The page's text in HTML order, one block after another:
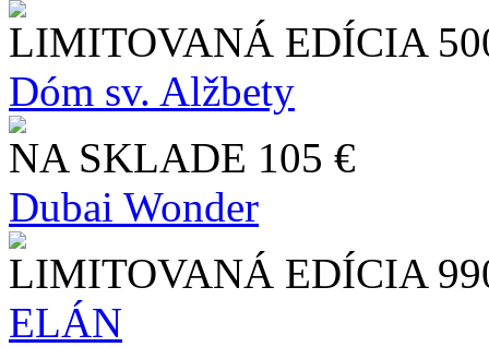
LIMITOVANÁ EDÍCIA
Dóm sv. Alžbety
NA SKLADE 105 €
Dubai Wonder
LIMITOVANÁ EDÍCIA
ELÁN